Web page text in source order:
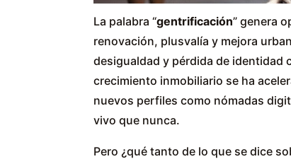
La palabra “gentrificación” genera
renovación, plusvalía y mejora
desigualdad y pérdida de identidad
crecimiento inmobiliario se ha
nuevos perfiles como nómadas
vivo que nunca.
Pero ¿qué tanto de lo que se dice